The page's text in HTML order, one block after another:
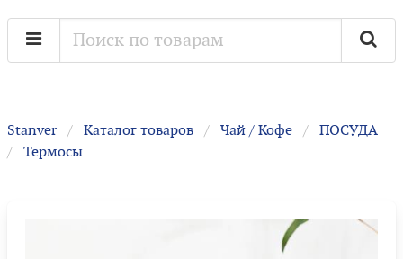
Stanver Каталог товаров Чай / Кофе
ПОСУДА
Термосы